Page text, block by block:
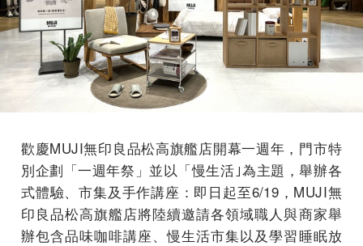
歡慶MUJI無印良品松高旗艦店開幕一週年，門市特
別企劃「一週年祭」並以「慢生活｣為主題，舉辦各
式體驗、市集及手作講座：即日起至6/19，MUJI無
印良品松高旗艦店將陸續邀請各領域職人與商家舉
辦包含品味咖啡講座、慢生活市集以及學習睡眠放